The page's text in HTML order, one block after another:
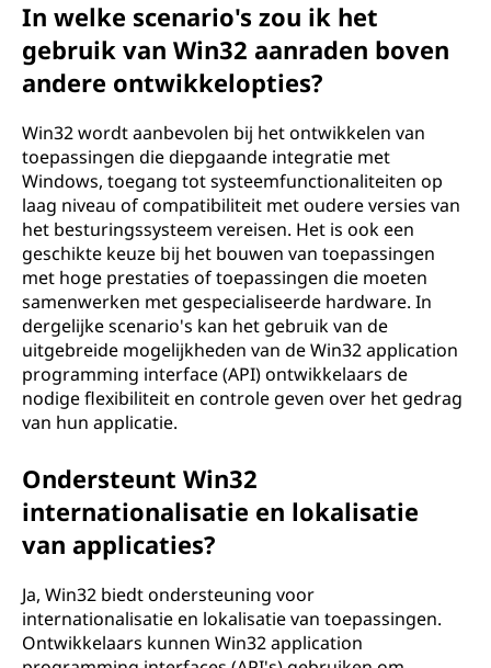
In welke scenario's zou ik het
gebruik van Win32 aanraden boven
andere ontwikkelopties?
Win32 wordt aanbevolen bij het ontwikkelen van
toepassingen die diepgaande integratie met
Windows, toegang tot systeemfunctionaliteiten op
laag niveau of compatibiliteit met oudere versies van
het besturingssysteem vereisen. Het is ook een
geschikte keuze bij het bouwen van toepassingen
met hoge prestaties of toepassingen die moeten
samenwerken met gespecialiseerde hardware. In
dergelijke scenario's kan het gebruik van de
uitgebreide mogelijkheden van de Win32 application
programming interface (API) ontwikkelaars de
nodige flexibiliteit en controle geven over het gedrag
van hun applicatie.
Ondersteunt Win32
internationalisatie en lokalisatie
van applicaties?
Ja, Win32 biedt ondersteuning voor
internationalisatie en lokalisatie van toepassingen.
Ontwikkelaars kunnen Win32 application